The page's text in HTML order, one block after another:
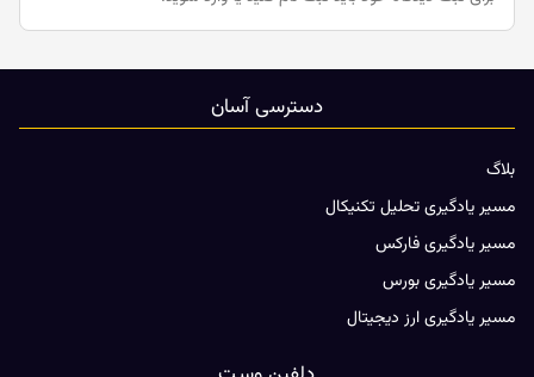
دسترسی آسان
بلاگ
مسیر یادگیری تحلیل تکنیکال
مسیر یادگیری فارکس
مسیر یادگیری بورس
مسیر یادگیری ارز دیجیتال